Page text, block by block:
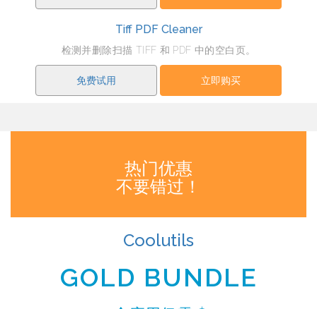
Tiff PDF Cleaner
检测并删除扫描 TIFF 和 PDF 中的空白页。
免费试用 立即购买
热门优惠
不要错过！
Coolutils
GOLD BUNDLE